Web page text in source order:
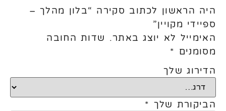
היה הראשון לכתוב סקירה “בלון מהלך –
ספיידי מקויין”
האימייל לא יוצג באתר. שדות החובה
מסומנים *
הדירוג שלך
הביקורת שלך *